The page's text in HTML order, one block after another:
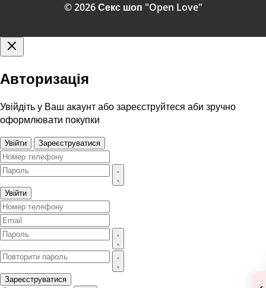
© 2026 Секс шоп "Open Love"
Авторизація
Увійдіть у Ваш акаунт або зареєструйтеся аби зручно
оформлювати покупки
Увійти Зареєструватися
Увійти
Зареєструватися